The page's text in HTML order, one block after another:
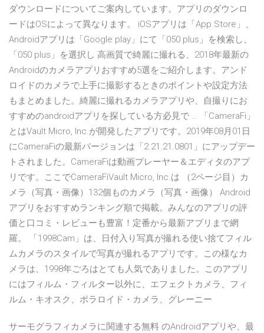
ダウンロードについてご案内しています。アプリのダウンロ
ードはOSによって異なります。 iOSアプリは「App Store」、
Androidアプリは「Google play」にて「050 plus」を検索し、
「050 plus」を選択し 高画質で綺麗に撮れる、2018年最新の
Androidのカメラアプリおすすめ5選をご紹介します。アンド
ロイドのカメラで上手に撮影するときのポイントや設定方法
もまとめました。綺麗に撮れるカメラアプリや、自撮りにお
すすめのandroidアプリを探している方必見で … 「CameraFi」
とはVault Micro, Inc.が開発したアプリです。2019年08月01日
にCameraFiの最新バージョンは「2.21.21.0801」にアップデー
トされました。CameraFiは動画プレーヤー＆エディタのアプ
リです。ここでCameraFiVault Micro, Inc.は （2ページ目）カ
メラ（写真・画像）132個ものカメラ（写真・画像） Android
アプリをおすすめランキング順で掲載。みんなのアプリの評
価と口コミ・レビューも豊富！定番から最新アプリまで網
羅。 「1998Cam」は、日付入り写真が撮れる使い捨てフィル
ムカメラのスタイルで写真が撮れるアプリです。この様なカ
メラは、1998年ごろはとても人気でありました。このアプリ
にはフィルム・フィルター以外に、エフェクトカメラ、フィ
ルム・キオスク、ポラロイド・カメラ、グレーニー
サーモグラフィカメラに関連する無料 のAndroidアプリや、最